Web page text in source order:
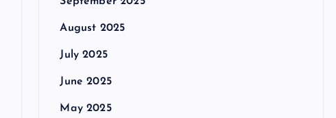
August 2025
July 2025
June 2025
May 2025